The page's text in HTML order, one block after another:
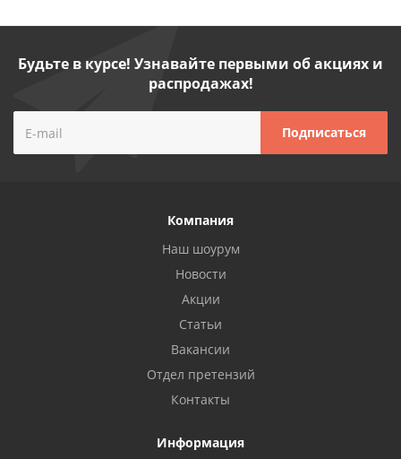
Будьте в курсе! Узнавайте первыми об акциях и
распродажах!
Компания
Наш шоурум
Новости
Акции
Статьи
Вакансии
Отдел претензий
Контакты
Информация